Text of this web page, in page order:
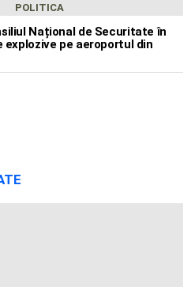
POLITICA
Național de Securitate în
pe aeroportul din